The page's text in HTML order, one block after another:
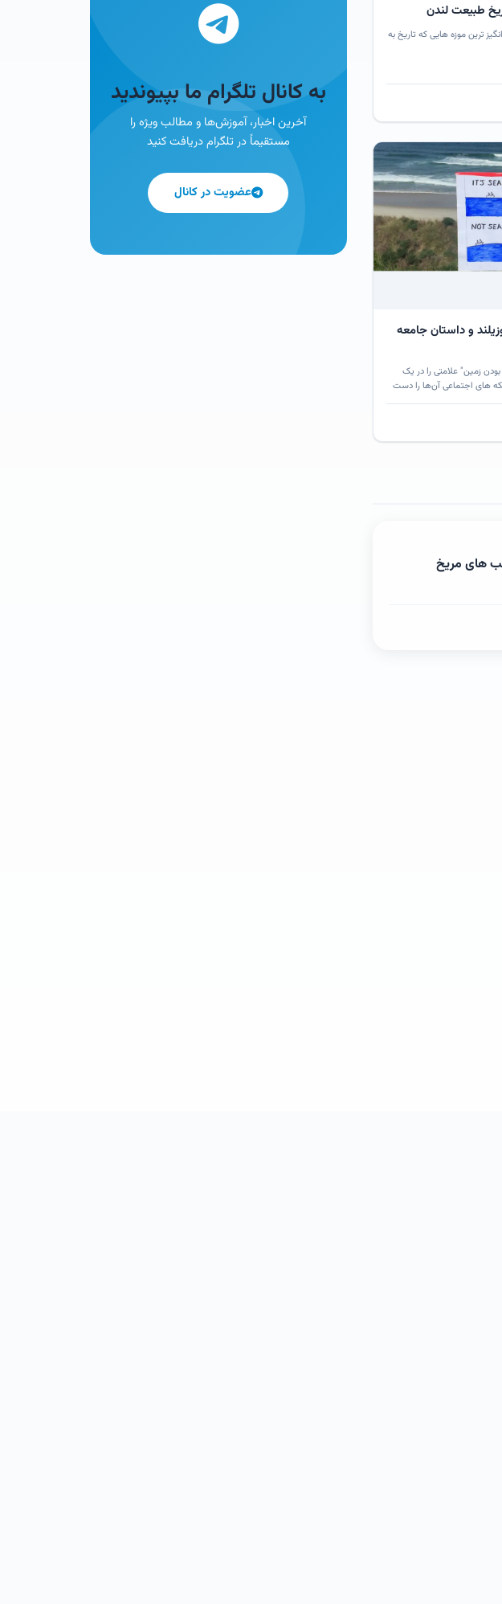
طبیعت لندن
ترین موزه هایی که تاریخ به
و داستان جامعه
زمین" علامتی را در یک
های اجتماعی آن‌ها را دست
های مریخ
به کانال تلگرام ما بپیوندید
آخرین اخبار، آموزش‌ها و مطالب ویژه را
مستقیماً در تلگرام دریافت کنید
عضویت در کانال